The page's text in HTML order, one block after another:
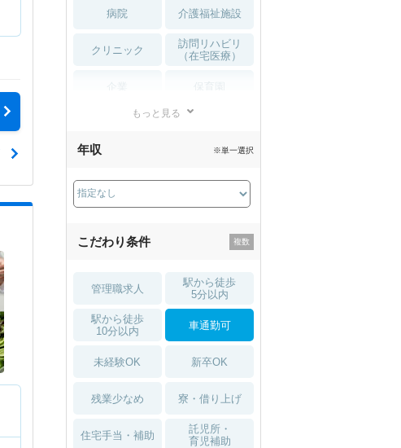
病院 介護福祉施設
クリニック
訪問リハビリ
（在宅医療）
薬局・
もっと見る
年収 ※単一選択
こだわり条件
管理職求人
駅から徒歩
5分以内
駅から徒歩
10分以内
車通勤可
未経験OK 新卒OK
残業少なめ 寮・借り上げ
住宅手当・補助
託児所・
育児補助